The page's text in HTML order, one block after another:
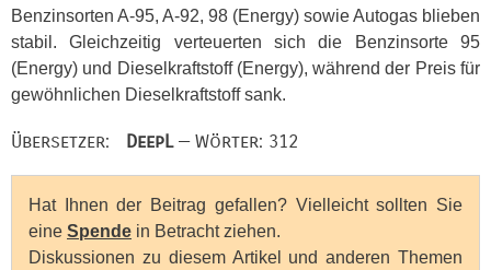
Benzinsorten A-95, A-92, 98 (Energy) sowie Autogas blieben
stabil. Gleichzeitig verteuerten sich die Benzinsorte 95
(Energy) und Dieselkraftstoff (Energy), während der Preis für
gewöhnlichen Dieselkraftstoff sank.
Übersetzer: DeepL— Wörter: 312
Hat Ihnen der Beitrag gefallen? Vielleicht sollten Sie
eine Spende in Betracht ziehen.
Diskussionen zu diesem Artikel und anderen Themen